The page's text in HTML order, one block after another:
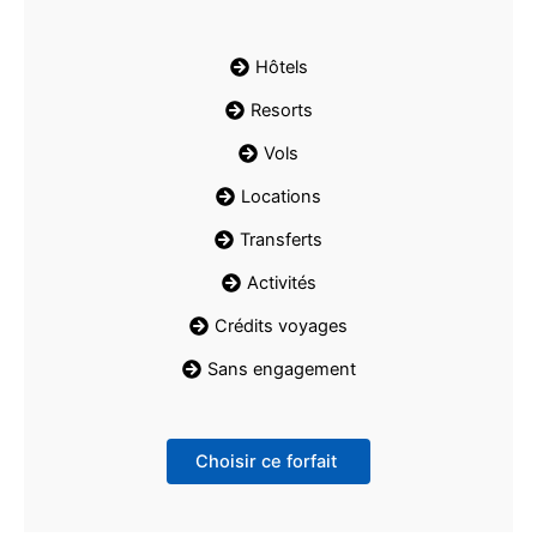
Hôtels
Resorts
Vols
Locations
Transferts
Activités
Crédits voyages
Sans engagement
Choisir ce forfait